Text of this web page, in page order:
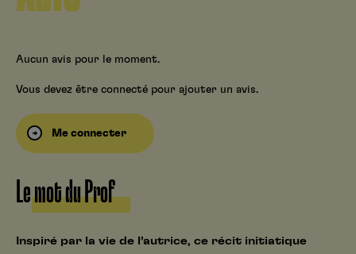
Aucun avis pour le moment.
Vous devez être connecté pour ajouter un avis.
Me connecter
Le mot du Prof
Inspiré par la vie de l’autrice, ce récit initiatique